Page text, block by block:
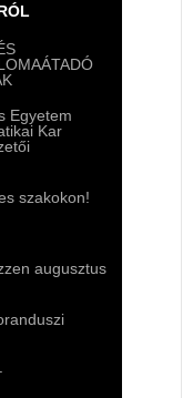
Egyetem
Kar
szakokon!
augusztus